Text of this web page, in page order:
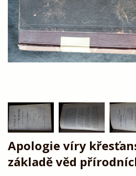
Apologie víry
základě věd